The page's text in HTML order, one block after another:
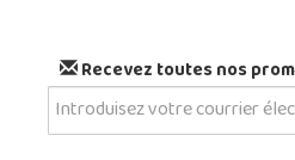
Recevez toutes nos